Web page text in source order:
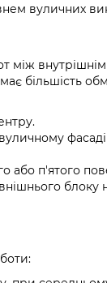
вуличних
між
більшість
або п'ятого